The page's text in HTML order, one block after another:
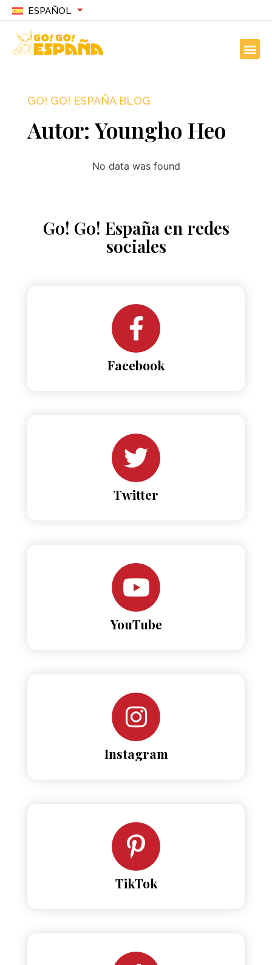
ESPAÑOL
GO! GO! ESPAÑA BLOG
Autor: Youngho Heo
No data was found
Go! Go! España en redes
sociales
Facebook
Twitter
YouTube
Instagram
TikTok